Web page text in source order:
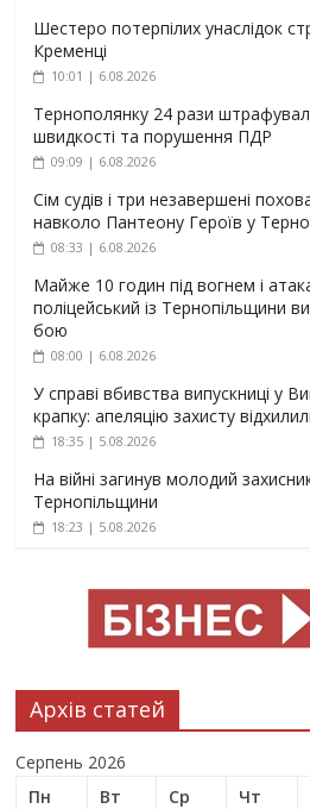
Шестеро потерпілих унаслідок
Кременці
10:01 | 6.08.2026
Тернополянку 24 рази
швидкості та порушення ПДР
09:09 | 6.08.2026
Сім судів і три незавершені
навколо Пантеону Героїв у
08:33 | 6.08.2026
Майже 10 годин під вогнем і
поліцейський із Тернопільщини
бою
08:00 | 6.08.2026
У справі вбивства випускниці у
крапку: апеляцію захисту
18:35 | 5.08.2026
На війні загинув молодий
Тернопільщини
18:23 | 5.08.2026
Архів статей
Серпень 2026
Пн
Вт Ср Чт